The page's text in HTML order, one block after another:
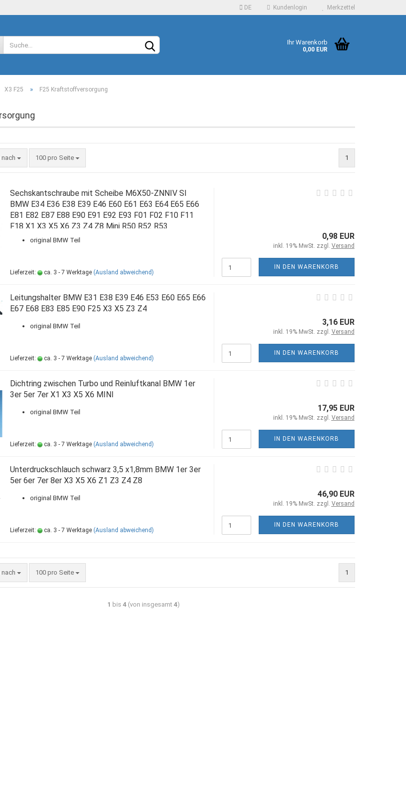
DE Kundenlogin
Konto erstellen
Merkzettel
Ihr Warenkorb
0,00 EUR
X3 F25 » F25 Kraftstoffversorgung
100 pro Seite 1
Sechskantschraube mit Scheibe M6X50-ZNNIV SI
BMW E34 E36 E38 E39 E46 E60 E61 E63 E64 E65 E66
E81 E82 E87 E88 E90 E91 E92 E93 F01 F02 F10 F11
F18 X1 X3 X5 X6 Z3 Z4 Z8 Mini R50 R52 R53
original BMW Teil
Lieferzeit: ca. 3 - 7 Werktage (Ausland abweichend)
0,98 EUR
inkl. 19% MwSt. zzgl. Versand
IN DEN WARENKORB
Leitungshalter BMW E31 E38 E39 E46 E53 E60 E65 E66
E67 E68 E83 E85 E90 F25 X3 X5 Z3 Z4
original BMW Teil
Lieferzeit: ca. 3 - 7 Werktage (Ausland abweichend)
3,16 EUR
inkl. 19% MwSt. zzgl. Versand
IN DEN WARENKORB
Dichtring zwischen Turbo und Reinluftkanal BMW 1er
3er 5er 7er X1 X3 X5 X6 MINI
original BMW Teil
Lieferzeit: ca. 3 - 7 Werktage (Ausland abweichend)
17,95 EUR
inkl. 19% MwSt. zzgl. Versand
IN DEN WARENKORB
Unterdruckschlauch schwarz 3,5 x1,8mm BMW 1er 3er
5er 6er 7er 8er X3 X5 X6 Z1 Z3 Z4 Z8
original BMW Teil
Lieferzeit: ca. 3 - 7 Werktage (Ausland abweichend)
46,90 EUR
inkl. 19% MwSt. zzgl. Versand
IN DEN WARENKORB
100 pro Seite 1
1 bis 4(von insgesamt 4)